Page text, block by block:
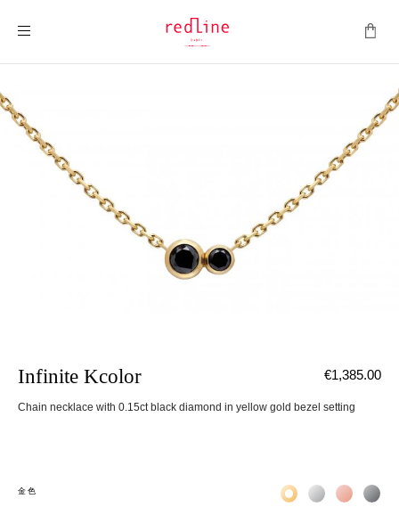
Infinite Kcolor
Chain necklace with 0.15ct black diamond in yellow gold bezel setting
€1,385.00
金色 Жёлтое золото 18К
Белое золото
Розовое